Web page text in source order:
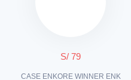
S/ 79
CASE ENKORE WINNER ENK